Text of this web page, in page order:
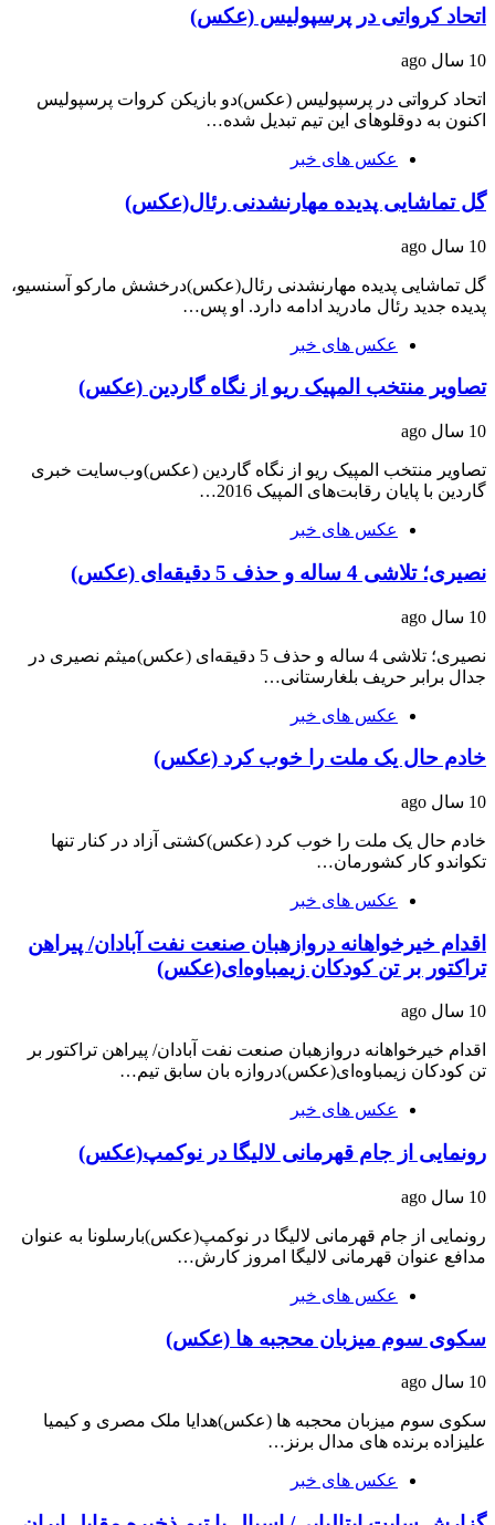
اتحاد کرواتی در پرسپولیس (عکس)
10 سال ago
اتحاد کرواتی در پرسپولیس (عکس)دو بازیکن کروات پرسپولیس
اکنون به دوقلوهای این تیم تبدیل شده…
عکس های خبر
گل تماشایی پدیده مهارنشدنی رئال(عکس)
10 سال ago
گل تماشایی پدیده مهارنشدنی رئال(عکس)درخشش مارکو آسنسیو،
پدیده جدید رئال مادرید ادامه دارد. او پس…
عکس های خبر
تصاویر منتخب‌ المپیک‌ ریو از نگاه‌ گاردین (عکس)
10 سال ago
تصاویر منتخب‌ المپیک‌ ریو از نگاه‌ گاردین (عکس)وب‌سایت خبری
گاردین با پایان رقابت‎‌های المپیک 2016…
عکس های خبر
نصیری؛ تلاشی 4 ساله و حذف 5 دقیقه‌ای (عکس)
10 سال ago
نصیری؛ تلاشی 4 ساله و حذف 5 دقیقه‌ای (عکس)میثم نصیری در
جدال برابر حریف بلغارستانی…
عکس های خبر
خادم حال یک ملت را خوب کرد (عکس)
10 سال ago
خادم حال یک ملت را خوب کرد (عکس)کشتی آزاد در کنار تنها
تکواندو کار کشورمان…
عکس های خبر
اقدام خیرخواهانه دروازه‎بان صنعت نفت آبادان/ پیراهن
تراکتور بر تن کودکان زیمباوه‌ای(عکس)
10 سال ago
اقدام خیرخواهانه دروازه‎بان صنعت نفت آبادان/ پیراهن تراکتور بر
تن کودکان زیمباوه‌ای(عکس)دروازه بان سابق تیم…
عکس های خبر
رونمایی از جام قهرمانی لالیگا در نوکمپ(عکس)
10 سال ago
رونمایی از جام قهرمانی لالیگا در نوکمپ(عکس)بارسلونا به عنوان
مدافع عنوان قهرمانی لالیگا امروز کارش…
عکس های خبر
سکوی سوم میزبان محجبه ها (عکس)
10 سال ago
سکوی سوم میزبان محجبه ها (عکس)هدایا ملک مصری و کیمیا
علیزاده برنده های مدال برنز…
عکس های خبر